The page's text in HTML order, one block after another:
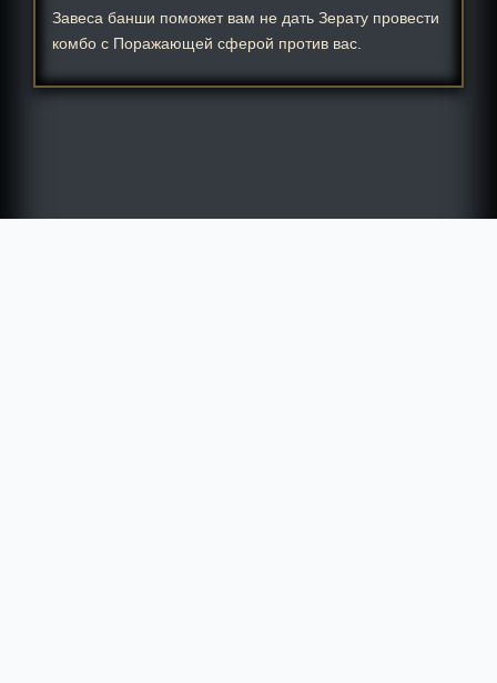
Завеса банши поможет вам не дать Зерату провести
комбо с Поражающей сферой против вас.